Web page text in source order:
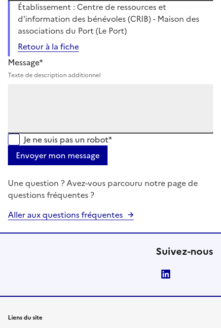
Établissement : Centre de ressources et
d'information des bénévoles (CRIB) - Maison des
associations du Port (Le Port)
Retour à la fiche
Message*
Texte de description additionnel
Je ne suis pas un robot*
Envoyer mon message
Une question ? Avez-vous parcouru notre page de
questions fréquentes ?
Aller aux questions fréquentes
Suivez-nous
Liens du site